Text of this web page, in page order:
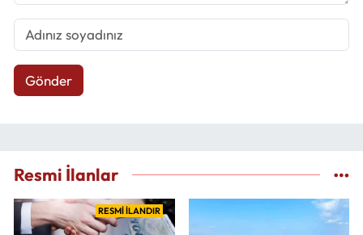
Gönder
Resmi İlanlar
RESMİ İLANDIR